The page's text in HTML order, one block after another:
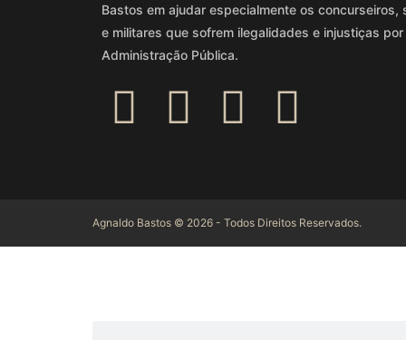
Bastos em ajudar especialmente os concurseiros,
e militares que sofrem ilegalidades e injustiças
Administração Pública.
Agnaldo Bastos © 2026 - Todos Direitos Reservados.